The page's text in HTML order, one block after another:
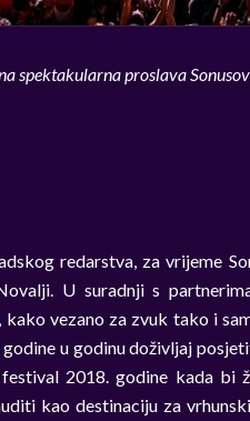
spektakularna proslava
redarstva, za vrijeme
U suradnji s
vezano za zvuk tako i
u godinu doživljaj
2018. godine kada bi
kao destinaciju za